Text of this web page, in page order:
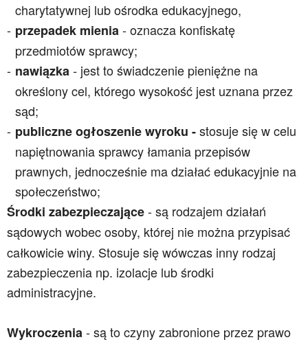
charytatywnej lub ośrodka edukacyjnego,
przepadek mienia- oznacza konfiskatę
przedmiotów sprawcy;
nawiązka - jest to świadczenie pieniężne na
określony cel, którego wysokość jest uznana przez
sąd;
publiczne ogłoszenie wyroku -stosuje się w celu
napiętnowania sprawcy łamania przepisów
prawnych, jednocześnie ma działać edukacyjnie na
społeczeństwo;
Środki zabezpieczające- są rodzajem działań
sądowych wobecosoby, której nie można przypisać
całkowicie winy. Stosuje się wówczas inny rodzaj
zabezpieczenia np. izolacje lub środki
administracyjne.
Wykroczenia- są to czyny zabronione przez prawo